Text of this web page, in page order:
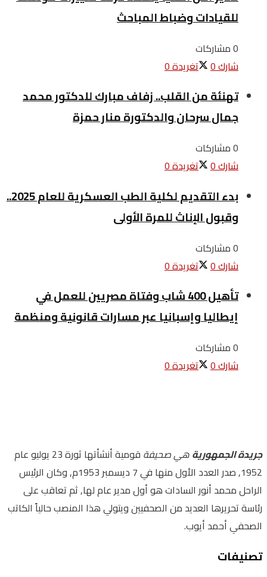
للقيادات وضباط المباحث
0 مشاركات
شارك0 تغريدة0
تهنئة من القلب.. زفاف مبارك للدكتور محمد
جمال سرحان والدكتورة منار حمزة
0 مشاركات
شارك0 تغريدة0
بدء التقديم لكلية الطب العسكرية للعام 2025..
وقبول الإناث للمرة الأولى
0 مشاركات
شارك0 تغريدة0
تأهيل 400 شاب وفتاة مصريين للعمل في
إيطاليا وإسبانيا عبر مسارات قانونية ومنظمة
0 مشاركات
شارك0 تغريدة0
جريدة الجمهوريةهي صحيفة
قومية أنشأتها ثورة 23 يوليو عام
1952, صدر العدد الأول منها في 7 ديسمبر 1953م, وكان الرئيس
الراحل محمد أنور السادات هو أول مدير عام لها, ثم تعاقب على
رئاسة تحريرها العديد من الصحفيين ويتولي هذا المنصب حالياً الكاتب
الصحفي أحمد أيوب.
تصنيفات